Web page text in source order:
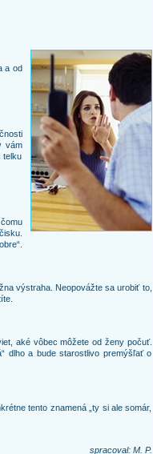
a od
vám
telku
výstraha. Neopovážte sa urobiť to,
aké vôbec môžete od ženy počuť.
dlho a bude starostlivo premýšľať o
tento znamená „ty si ale somár,
spracoval: M. P.